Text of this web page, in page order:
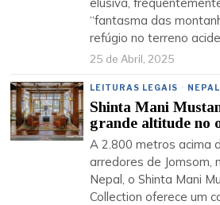
“fantasma das
refúgio no terreno
25 de Abril, 2025
LEITURAS LEGAIS · NEPAL
Shinta Mani
grande altitude no
A 2.800 metros acima
arredores de Jomsom,
Nepal, o Shinta Mani
Collection oferece um